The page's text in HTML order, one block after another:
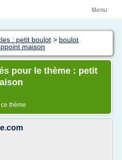
Menu
: petit boulot > boulot
maison
pour le thème : petit
thème